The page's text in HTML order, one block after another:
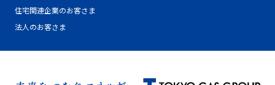
住宅関連企業のお客さま
法人のお客さま